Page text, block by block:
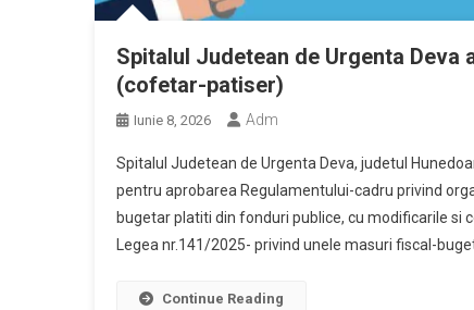
Spitalul Judetean de Urgenta
(cofetar-patiser)
Iunie 8, 2026 Adm
Spitalul Judetean de Urgenta Deva, judetul
pentru aprobarea Regulamentului-cadru privind
bugetar platiti din fonduri publice, cu modificarile si
Legea nr.141/2025- privind unele masuri fiscal-
Continue Reading